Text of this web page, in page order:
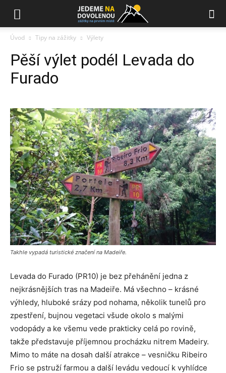
Úvod Tipy na zážitky Výlety
Pěší výlet podél Levada do
Furado
Takhle vypadá turistické značení na Madeiře.
Levada do Furado (PR10) je bez přehánění jedna z
nejkrásnějších tras na Madeiře. Má všechno – krásné
výhledy, hluboké srázy pod nohama, několik tunelů pro
zpestření, bujnou vegetaci všude okolo s malými
vodopády a ke všemu vede prakticky celá po rovině,
takže představuje příjemnou procházku nitrem Madeiry.
Mimo to máte na dosah další atrakce – vesničku Ribeiro
Frio se pstruží farmou a další levádu vedoucí k vyhlídce